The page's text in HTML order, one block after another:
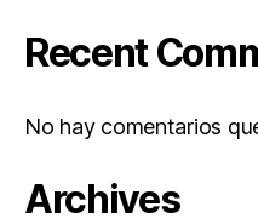
Recent
No hay comentarios
Archives